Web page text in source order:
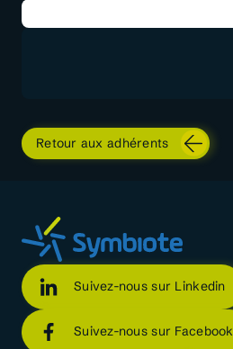
Retour aux adhérents
Suivez-nous sur Linkedin
Suivez-nous sur Facebook